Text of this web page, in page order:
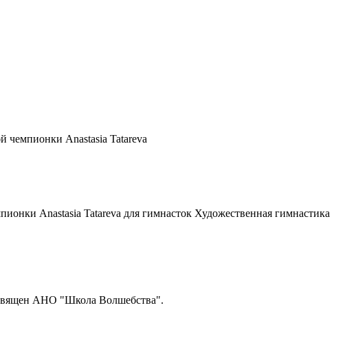
Anastasia Tatareva
Anastasia Tatareva для гимнасток Художественная гимнастика
АНО "Школа Волшебства".